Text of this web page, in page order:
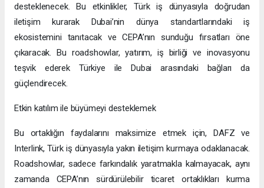
desteklenecek. Bu etkinlikler, Türk iş dünyasıyla doğrudan
iletişim kurarak Dubai’nin dünya standartlarındaki iş
ekosistemini tanıtacak ve CEPA’nın sunduğu fırsatları öne
çıkaracak. Bu roadshowlar, yatırım, iş birliği ve inovasyonu
teşvik ederek Türkiye ile Dubai arasındaki bağları da
güçlendirecek.
Etkin katılım ile büyümeyi desteklemek
Bu ortaklığın faydalarını maksimize etmek için, DAFZ ve
Interlink, Türk iş dünyasıyla yakın iletişim kurmaya odaklanacak.
Roadshowlar, sadece farkındalık yaratmakla kalmayacak, aynı
zamanda CEPA’nın sürdürülebilir ticaret ortaklıkları kurma